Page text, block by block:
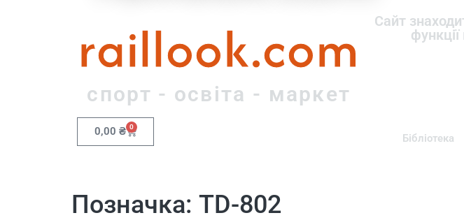
raillook.com
спорт - освіта - маркет
Сайт
0,00 ₴ 0
Бібліотека
Позначка: TD-802